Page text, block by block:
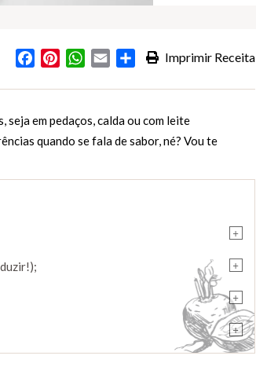
Imprimir Receita
FacebookPinterestWhatsApp
Email Partilhar
seja em pedaços, calda ou com leite
quando se fala de sabor, né? Vou te
+
+
+
+